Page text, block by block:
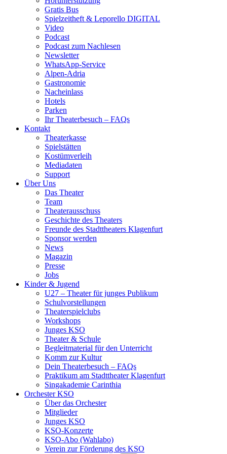
Gratis Bus
Spielzeitheft & Leporello DIGITAL
Video
Podcast
Podcast zum Nachlesen
Newsletter
WhatsApp-Service
Alpen-Adria
Gastronomie
Nacheinlass
Hotels
Parken
Ihr Theaterbesuch – FAQs
Kontakt
Theaterkasse
Spielstätten
Kostümverleih
Mediadaten
Support
Über Uns
Das Theater
Team
Theaterausschuss
Geschichte des Theaters
Freunde des Stadttheaters Klagenfurt
Sponsor werden
News
Magazin
Presse
Jobs
Kinder & Jugend
U27 – Theater für junges Publikum
Schulvorstellungen
Theaterspielclubs
Workshops
Junges KSO
Theater & Schule
Begleitmaterial für den Unterricht
Komm zur Kultur
Dein Theaterbesuch – FAQs
Praktikum am Stadttheater Klagenfurt
Singakademie Carinthia
Orchester KSO
Über das Orchester
Mitglieder
Junges KSO
KSO-Konzerte
KSO-Abo (Wahlabo)
Verein zur Förderung des KSO